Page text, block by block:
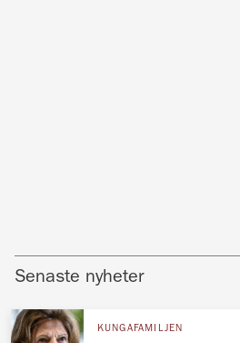
Senaste nyheter
KUNGAFAMILJEN